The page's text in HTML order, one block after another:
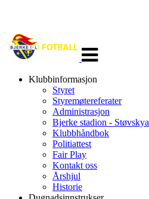
navigasjon
Klubbinformasjon
Styret
Styremøtereferater
Administrasjon
Bjerke stadion - Støvskya
Klubbhåndbok
Politiattest
Fair Play
Kontakt oss
Årshjul
Historie